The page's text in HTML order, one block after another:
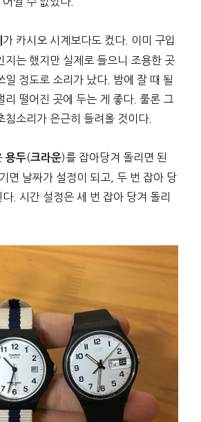
가 카시오 시계보다도 컸다. 이미 구입
지는 했지만 실제로 들으니 조용한 곳
일 정도로 소리가 났다. 밤에 잘 때 될
리 떨어진 곳에 두는 게 좋다. 룰론 그
침소리가 은근히 들려올 것이다.
용두(크라운)를 잡아당겨 돌리면 된
면 날짜가 설정이 되고, 두 번 잡아 당
. 시간 설정은 세 번 잡아 당겨 돌리